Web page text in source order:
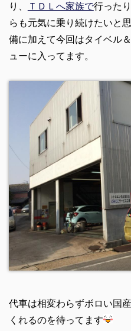
り、
ＴＤＬへ家族で行った
らも元気に乗り続けたいと
備に加えて今回はタイベル
ューに入ってます。
代車は相変わらずボロい国
くれるのを待ってます